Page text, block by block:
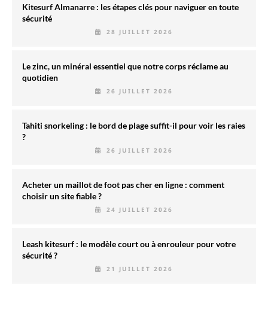
Kitesurf Almanarre : les étapes clés pour naviguer en toute
sécurité
28 JUILLET 2026
Le zinc, un minéral essentiel que notre corps réclame au
quotidien
26 JUILLET 2026
Tahiti snorkeling : le bord de plage suffit-il pour voir les raies
?
26 JUILLET 2026
Acheter un maillot de foot pas cher en ligne : comment
choisir un site fiable ?
24 JUILLET 2026
Leash kitesurf : le modèle court ou à enrouleur pour votre
sécurité ?
21 JUILLET 2026